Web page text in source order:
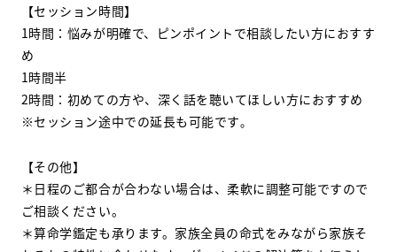
【セッション時間】
1時間：悩みが明確で、ピンポイントで相談したい方におすす
め
1時間半
2時間：初めての方や、深く話を聴いてほしい方におすすめ
※セッション途中での延長も可能です。
【その他】
＊日程のご都合が合わない場合は、柔軟に調整可能ですので
ご相談ください。
＊算命学鑑定も承ります。家族全員の命式をみながら家族そ